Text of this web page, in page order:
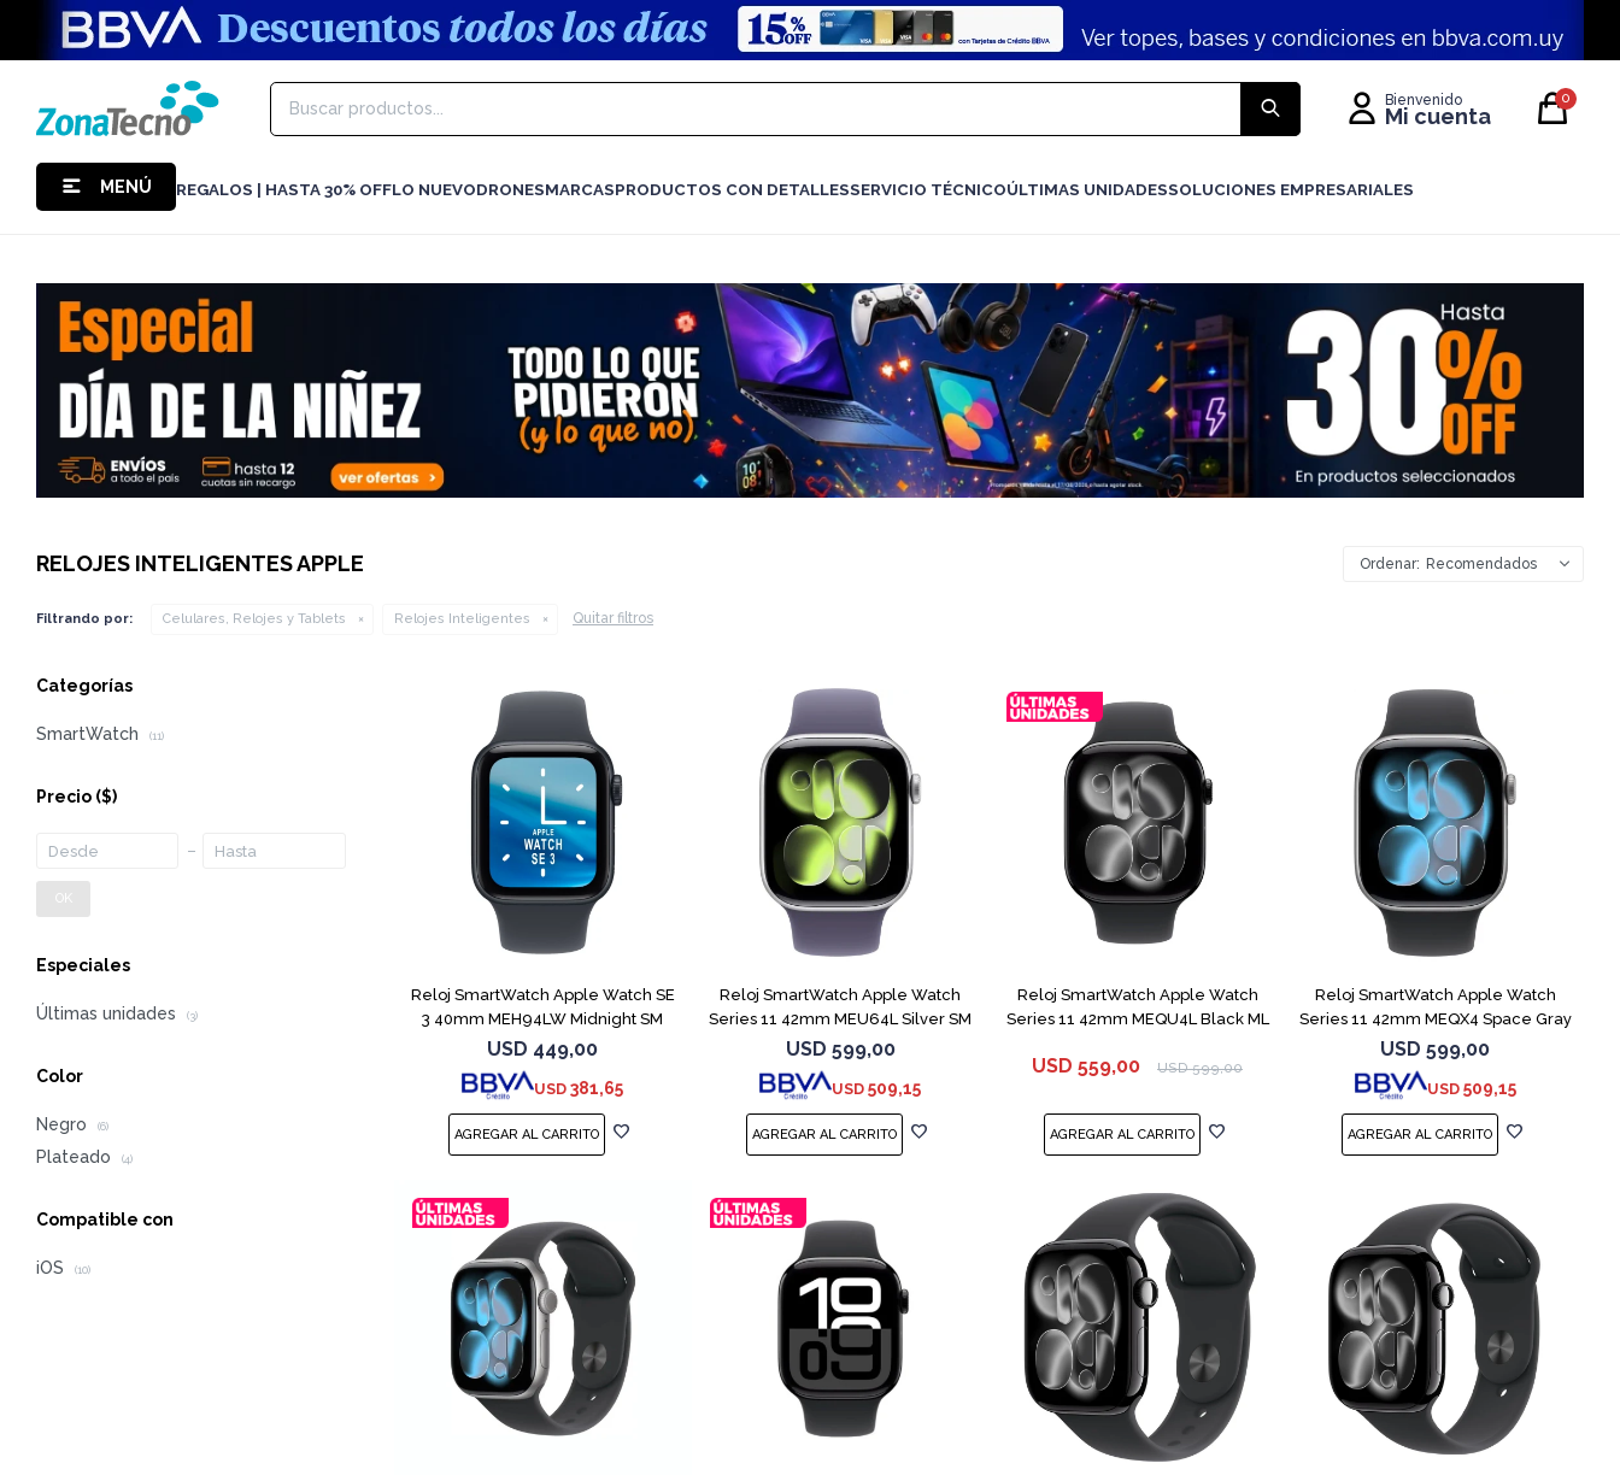
MENÚ REGALOS | HASTA 30% OFFLO NUEVODRONESMARCASPRODUCTOS CON DETALLESSERVICIO TÉCNICOÚLTIMAS UNIDADESSOLUCIONES EMPRESARIALES
0
RELOJES INTELIGENTES APPLE Recomendados
Filtrando por: Celulares, Relojes y Tablets Relojes Inteligentes Quitar filtros
Reloj SmartWatch Apple Watch SE
3 40mm MEH94LW Midnight SM
USD 449,00
USD 381,65
Reloj SmartWatch Apple Watch
Series 11 42mm MEU64L Silver SM
USD 599,00
USD 509,15
Reloj SmartWatch Apple Watch
Series 11 42mm MEQU4L Black ML
USD 559,00 USD 599,00
Reloj SmartWatch Apple Watch
Series 11 42mm MEQX4 Space Gray
USD 599,00
USD 509,15
Categorías
SmartWatch (11)
Precio ($)
OK
Especiales
Últimas unidades (3)
Color
Negro (6)
Plateado (4)
Compatible con
iOS (10)